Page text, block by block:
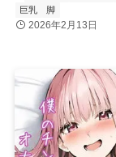
巨乳
脚
2026年2月13日